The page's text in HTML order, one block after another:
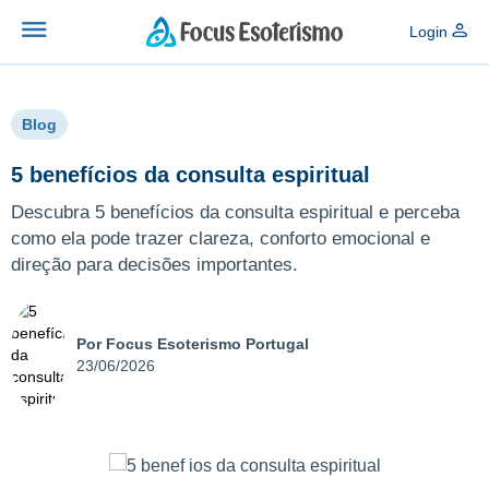
Login
Blog
5 benefícios da consulta espiritual
Descubra 5 benefícios da consulta espiritual e perceba
como ela pode trazer clareza, conforto emocional e
direção para decisões importantes.
Por Focus Esoterismo Portugal
23/06/2026